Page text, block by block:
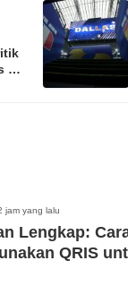
di
jam yang lalu
Lengkap:
QRIS